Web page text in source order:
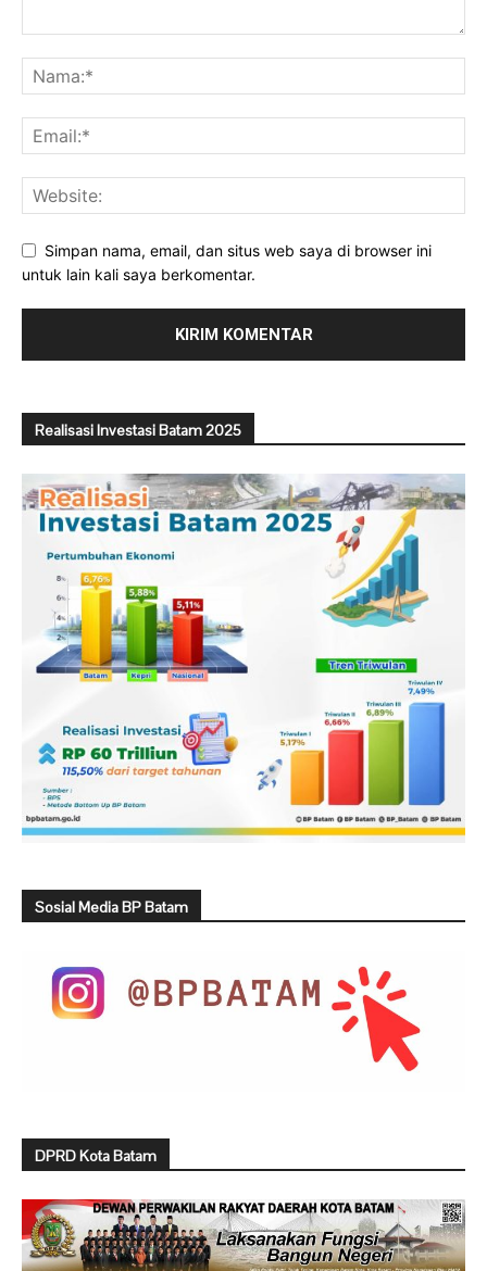
Simpan nama, email, dan situs web saya di browser ini
untuk lain kali saya berkomentar.
Realisasi Investasi Batam 2025
Sosial Media BP Batam
DPRD Kota Batam